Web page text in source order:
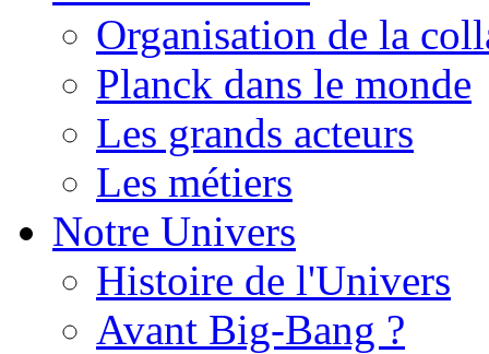
Organisation de la
Planck dans le monde
Les grands acteurs
Les métiers
Notre Univers
Histoire de l'Univers
Avant Big-Bang ?